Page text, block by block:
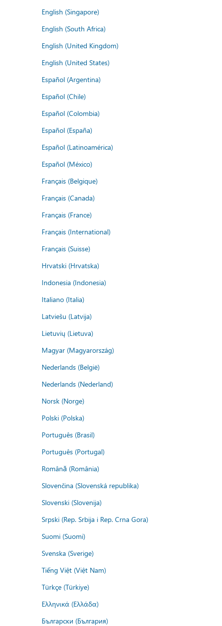
English (Singapore)
English (South Africa)
English (United Kingdom)
English (United States)
Español (Argentina)
Español (Chile)
Español (Colombia)
Español (España)
Español (Latinoamérica)
Español (México)
Français (Belgique)
Français (Canada)
Français (France)
Français (International)
Français (Suisse)
Hrvatski (Hrvatska)
Indonesia (Indonesia)
Italiano (Italia)
Latviešu (Latvija)
Lietuvių (Lietuva)
Magyar (Magyarország)
Nederlands (België)
Nederlands (Nederland)
Norsk (Norge)
Polski (Polska)
Português (Brasil)
Português (Portugal)
Română (România)
Slovenčina (Slovenská republika)
Slovenski (Slovenija)
Srpski (Rep. Srbija i Rep. Crna Gora)
Suomi (Suomi)
Svenska (Sverige)
Tiếng Việt (Việt Nam)
Türkçe (Türkiye)
Ελληνικά (Ελλάδα)
Български (България)